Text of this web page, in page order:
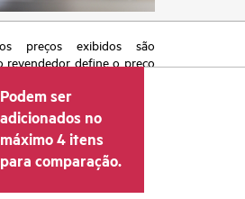
preços exibidos são
revendedor define o preço
IVA/imposto sobre vendas e
transacional definido
pode variar em relação
e ao preço
O preço indicativo
ofertas promocionais por
Podem ser
adicionados no
máximo 4 itens
para comparação.